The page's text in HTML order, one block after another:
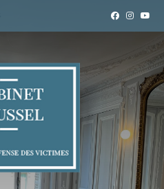
Search for: